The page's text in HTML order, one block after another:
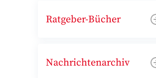
Ratgeber-Bücher
Nachrichtenarchiv